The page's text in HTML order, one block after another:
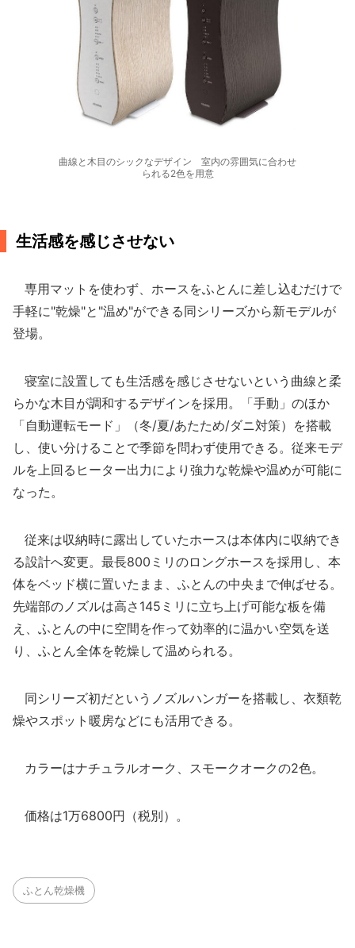
曲線と木目のシックなデザイン 室内の雰囲気に合わせ
られる2色を用意
生活感を感じさせない
専用マットを使わず、ホースをふとんに差し込むだけで
手軽に"乾燥"と"温め"ができる同シリーズから新モデルが
登場。
寝室に設置しても生活感を感じさせないという曲線と柔
らかな木目が調和するデザインを採用。「手動」のほか
「自動運転モード」（冬/夏/あたため/ダニ対策）を搭載
し、使い分けることで季節を問わず使用できる。従来モデ
ルを上回るヒーター出力により強力な乾燥や温めが可能に
なった。
従来は収納時に露出していたホースは本体内に収納でき
る設計へ変更。最長800ミリのロングホースを採用し、本
体をベッド横に置いたまま、ふとんの中央まで伸ばせる。
先端部のノズルは高さ145ミリに立ち上げ可能な板を備
え、ふとんの中に空間を作って効率的に温かい空気を送
り、ふとん全体を乾燥して温められる。
同シリーズ初だというノズルハンガーを搭載し、衣類乾
燥やスポット暖房などにも活用できる。
カラーはナチュラルオーク、スモークオークの2色。
価格は1万6800円（税別）。
ふとん乾燥機